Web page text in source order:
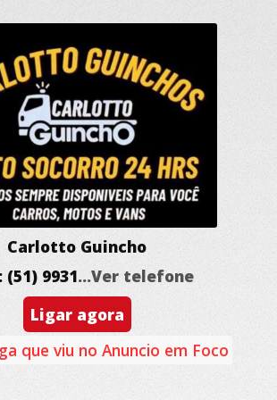
Carlotto Guincho
(51) 9931...Ver telefone
Ligar agora
que viu no Anuncio em Foco